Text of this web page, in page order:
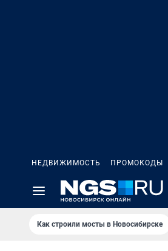
НЕДВИЖИМОСТЬ ПРОМОКОДЫ
Как строили мосты в Новосибирске